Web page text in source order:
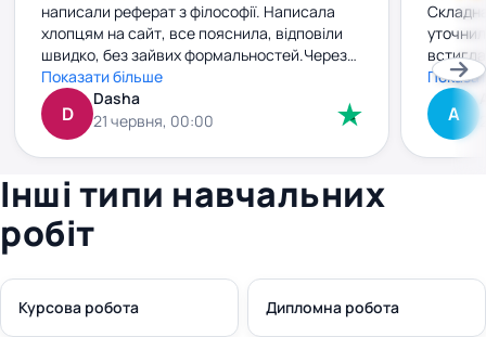
написали реферат з філософії. Написала
хлопцям на сайт, все пояснила, відповіли
швидко, без зайвих формальностей.Через
добу вже мала готову роботу. Текст
нормальний, без води, прочитала — усе
зрозуміло. Заплатила заздалегідь, і жодних
сюрпризів чи “доплат” потім не було. Все
чітко й по-людськи. Рекомендую
Показати більше
D
Dasha
21 червня, 00:00
внести
без
плюс.
А
Інші типи навчальних
робіт
Курсова робота Дипломна робота